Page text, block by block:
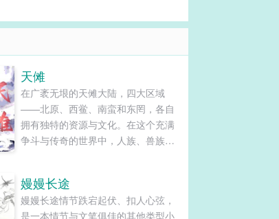
天傩
在广袤无垠的天傩大陆，四大区域
——北原、西鲎、南蛮和东罔，各自
拥有独特的资源与文化。在这个充满
争斗与传奇的世界中，人族、兽族、
祸后穿越到了这个奇幻大陆，变成了
南蛮六大家族之一“李家”的嫡系少爷。
嫚嫚长途
嫚嫚长途情节跌宕起伏、扣人心弦，
是一本情节与文笔俱佳的其他类型小